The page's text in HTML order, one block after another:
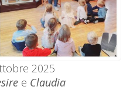
2025
e Claudia